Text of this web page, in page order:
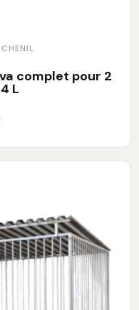
CHENIL
complet pour 2
L